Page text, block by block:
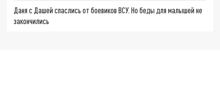
Даня с Дашей спаслись от боевиков ВСУ. Но беды для малышей не
закончились